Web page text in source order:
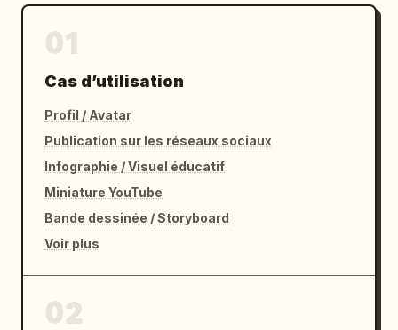
Cas d’utilisation
Profil / Avatar
Publication sur les réseaux sociaux
Infographie / Visuel éducatif
Miniature YouTube
Bande dessinée / Storyboard
Voir plus